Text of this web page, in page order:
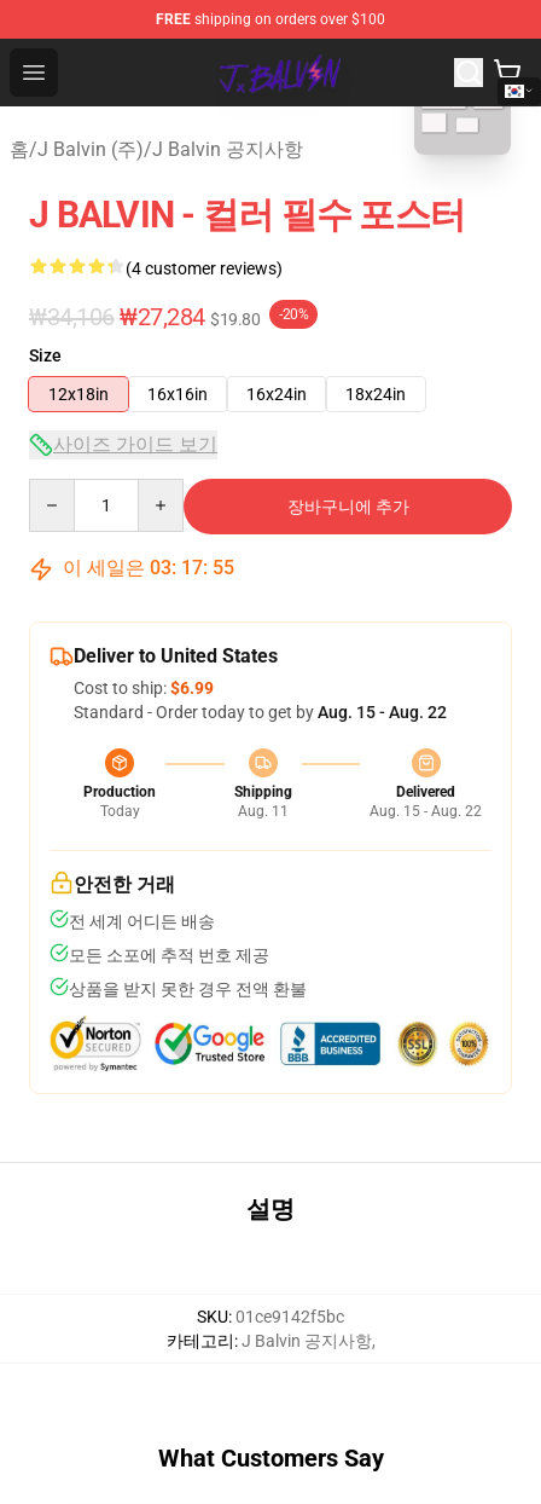
FREE shipping on orders over $100
Open menu
J Balvin Store - Official J Balvin Merchandise Shop
홈/J Balvin (주)/J Balvin 공지사항
blank template
J BALVIN - 컬러 필수 포스터
(4 customer reviews)
₩34,106₩27,284 $19.80 -20%
Size
12x18in
16x16in 16x24in 18x24in
사이즈 가이드 보기
장바구니에 추가
이 세일은 03: 17: 54
Deliver to United States
Cost to ship:$6.99
Standard - Order today to get byAug. 15 - Aug. 22
Production
Today
Shipping
Aug. 11
Delivered
Aug. 15 - Aug. 22
안전한 거래
전 세계 어디든 배송
모든 소포에 추적 번호 제공
상품을 받지 못한 경우 전액 환불
설명
SKU:01ce9142f5bc
카테고리:J Balvin 공지사항,
What Customers Say